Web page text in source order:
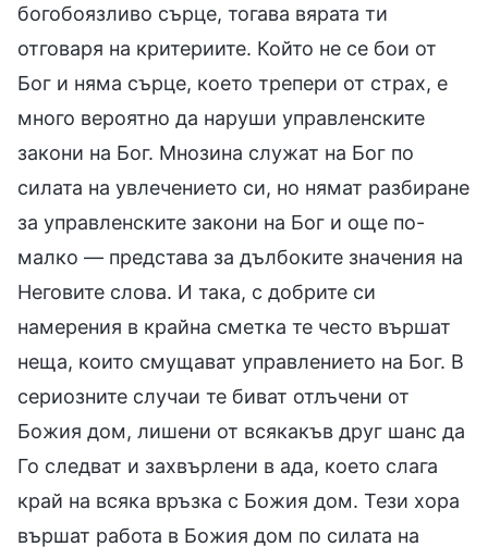
богобоязливо сърце, тогава вярата ти
отговаря на критериите. Който не се бои от
Бог и няма сърце, което трепери от страх, е
много вероятно да наруши управленските
закони на Бог. Мнозина служат на Бог по
силата на увлечението си, но нямат разбиране
за управленските закони на Бог и още по-
малко — представа за дълбоките значения на
Неговите слова. И така, с добрите си
намерения в крайна сметка те често вършат
неща, които смущават управлението на Бог. В
сериозните случаи те биват отлъчени от
Божия дом, лишени от всякакъв друг шанс да
Го следват и захвърлени в ада, което слага
край на всяка връзка с Божия дом. Тези хора
вършат работа в Божия дом по силата на